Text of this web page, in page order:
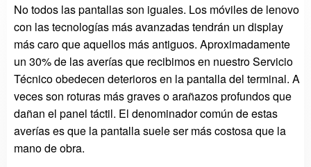
No todos las pantallas son iguales. Los móviles de lenovo
con las tecnologías más avanzadas tendrán un display
más caro que aquellos más antiguos. Aproximadamente
un 30% de las averías que recibimos en nuestro Servicio
Técnico obedecen deterioros en la pantalla del terminal. A
veces son roturas más graves o arañazos profundos que
dañan el panel táctil. El denominador común de estas
averías es que la pantalla suele ser más costosa que la
mano de obra.